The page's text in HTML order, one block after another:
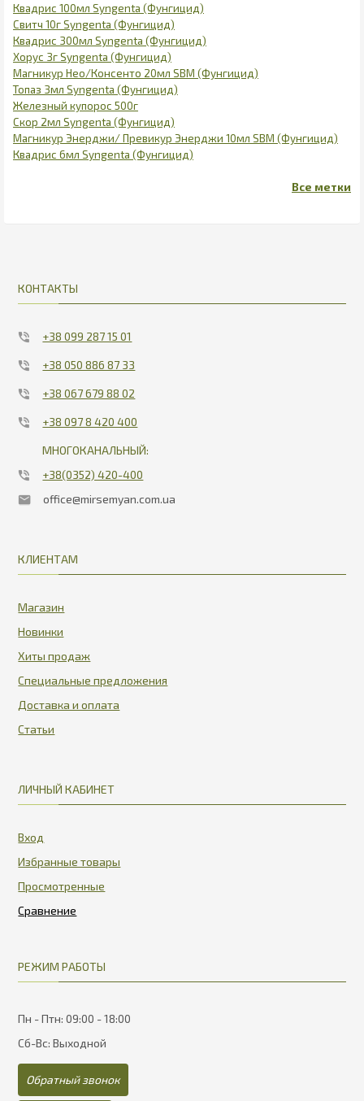
Квадрис 100мл Syngenta (Фунгицид)
Свитч 10г Syngenta (Фунгицид)
Квадрис 300мл Syngenta (Фунгицид)
Хорус 3г Syngenta (Фунгицид)
Магникур Нео/Консенто 20мл SBM (Фунгицид)
Топаз 3мл Syngenta (Фунгицид)
Железный купорос 500г
Скор 2мл Syngenta (Фунгицид)
Магникур Энерджи/ Превикур Энерджи 10мл SBM (Фунгицид)
Квадрис 6мл Syngenta (Фунгицид)
КОНТАКТЫ
+38 099 287 15 01
+38 050 886 87 33
+38 067 679 88 02
+38 097 8 420 400
МНОГОКАНАЛЬНЫЙ:
+38(0352) 420-400
office@mirsemyan.com.ua
КЛИЕНТАМ
Магазин
Новинки
Хиты продаж
Специальные предложения
Доставка и оплата
Статьи
ЛИЧНЫЙ КАБИНЕТ
Вход
Избранные товары
Просмотренные
РЕЖИМ РАБОТЫ
Пн - Птн: 09:00 - 18:00
Сб-Вс: Выходной
Обратный звонок